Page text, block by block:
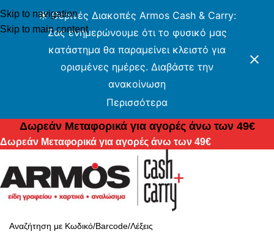
Skip to navigation
Skip to main content
☀️ Θερινές Διακοπές Armos Cash & Carry:
Σας ενημερώνουμε ότι το φυσικό μας
κατάστημα θα παραμείνει κλειστό για
ορισμένες ημέρες. Διαβάστε την
ανακοίνωση
Περισσότερα
Δωρεάν Μεταφορικά για αγορές άνω των 49€
Δωρεάν Μεταφορικά για αγορές άνω των 49€